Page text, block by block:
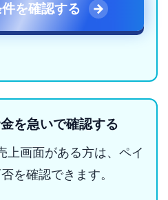
を確認する
を急いで確認する
上画面がある方は、ペイ
を確認できます。